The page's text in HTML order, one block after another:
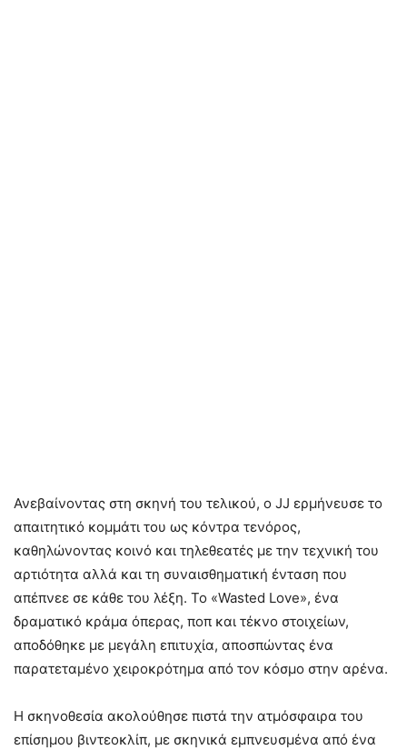
Ανεβαίνοντας στη σκηνή του τελικού, ο JJ ερμήνευσε το
απαιτητικό κομμάτι του ως κόντρα τενόρος,
καθηλώνοντας κοινό και τηλεθεατές με την τεχνική του
αρτιότητα αλλά και τη συναισθηματική ένταση που
απέπνεε σε κάθε του λέξη. Το «Wasted Love», ένα
δραματικό κράμα όπερας, ποπ και τέκνο στοιχείων,
αποδόθηκε με μεγάλη επιτυχία, αποσπώντας ένα
παρατεταμένο χειροκρότημα από τον κόσμο στην αρένα.
Η σκηνοθεσία ακολούθησε πιστά την ατμόσφαιρα του
επίσημου βιντεοκλίπ, με σκηνικά εμπνευσμένα από ένα